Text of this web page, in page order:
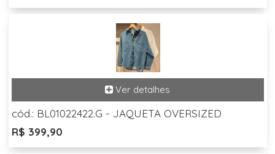
cód.: BL01022422.G - JAQUETA OVERSIZED
R$ 399,90